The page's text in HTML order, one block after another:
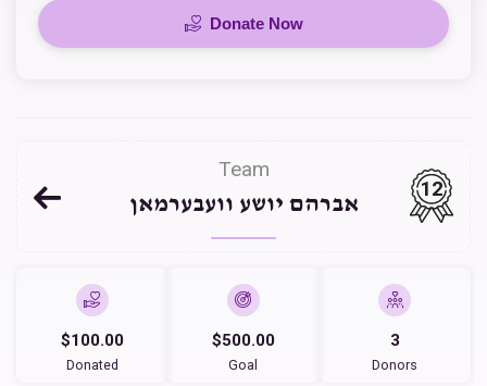
Donate Now
Team
אברהם יושע וועבערמאן
12
$100.00
Donated
$500.00
Goal
3
Donors